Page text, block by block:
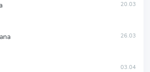
20.03
26.03
03.04